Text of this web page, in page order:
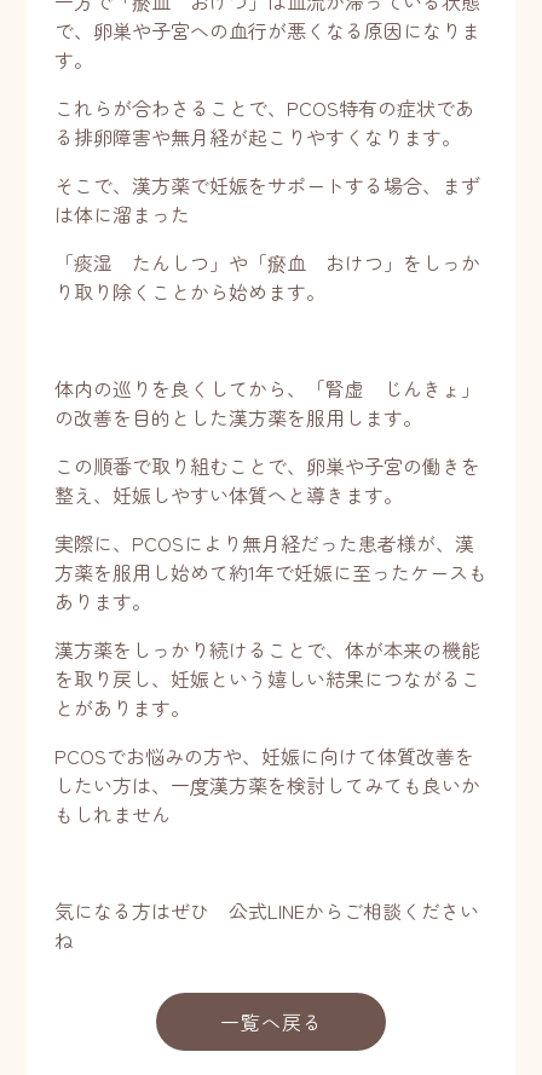
で、卵巣や子宮への血行が悪くなる原因になりま
す。
これらが合わさることで、PCOS特有の症状であ
る排卵障害や無月経が起こりやすくなります。
そこで、漢方薬で妊娠をサポートする場合、まず
は体に溜まった
「痰湿 たんしつ」や「瘀血 おけつ」をしっか
り取り除くことから始めます。
体内の巡りを良くしてから、「腎虚 じんきょ」
の改善を目的とした漢方薬を服用します。
この順番で取り組むことで、卵巣や子宮の働きを
整え、妊娠しやすい体質へと導きます。
実際に、PCOSにより無月経だった患者様が、漢
方薬を服用し始めて約1年で妊娠に至ったケースも
あります。
漢方薬をしっかり続けることで、体が本来の機能
を取り戻し、妊娠という嬉しい結果につながるこ
とがあります。
PCOSでお悩みの方や、妊娠に向けて体質改善を
したい方は、一度漢方薬を検討してみても良いか
もしれません
気になる方はぜひ 公式LINEからご相談ください
ね
一覧へ戻る